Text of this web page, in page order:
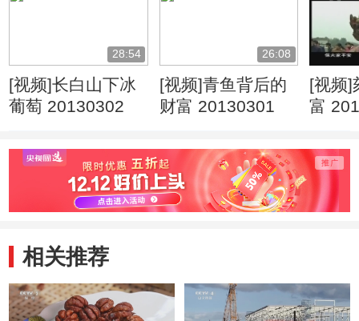
28:54
[视频]长白山下冰
葡萄 20130302
26:08
[视频]青鱼背后的
财富 20130301
[视频]
富
相关推荐